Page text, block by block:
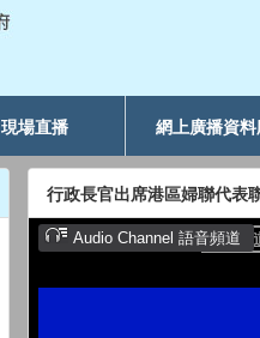
現場直播 網上廣播資
行政長官出席港區婦聯代表